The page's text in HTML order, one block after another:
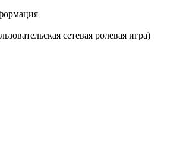
сетевая ролевая игра)